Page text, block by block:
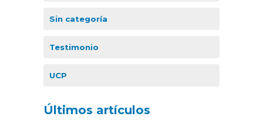
Sin categoría
Testimonio
UCP
Últimos artículos